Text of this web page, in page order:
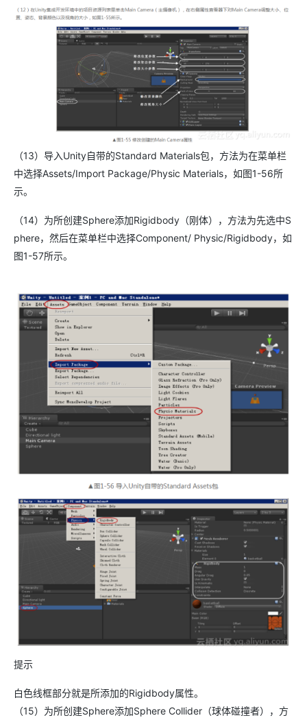
（13）导入Unity自带的Standard Materials包，方法为在菜单栏
中选择Assets/Import Package/Physic Materials，如图1-56所
示。
（14）为所创建Sphere添加Rigidbody（刚体），方法为先选中S
phere，然后在菜单栏中选择Component/ Physic/Rigidbody，如
图1-57所示。
提示
白色线框部分就是所添加的Rigidbody属性。
（15）为所创建Sphere添加Sphere Collider（球体碰撞者），方